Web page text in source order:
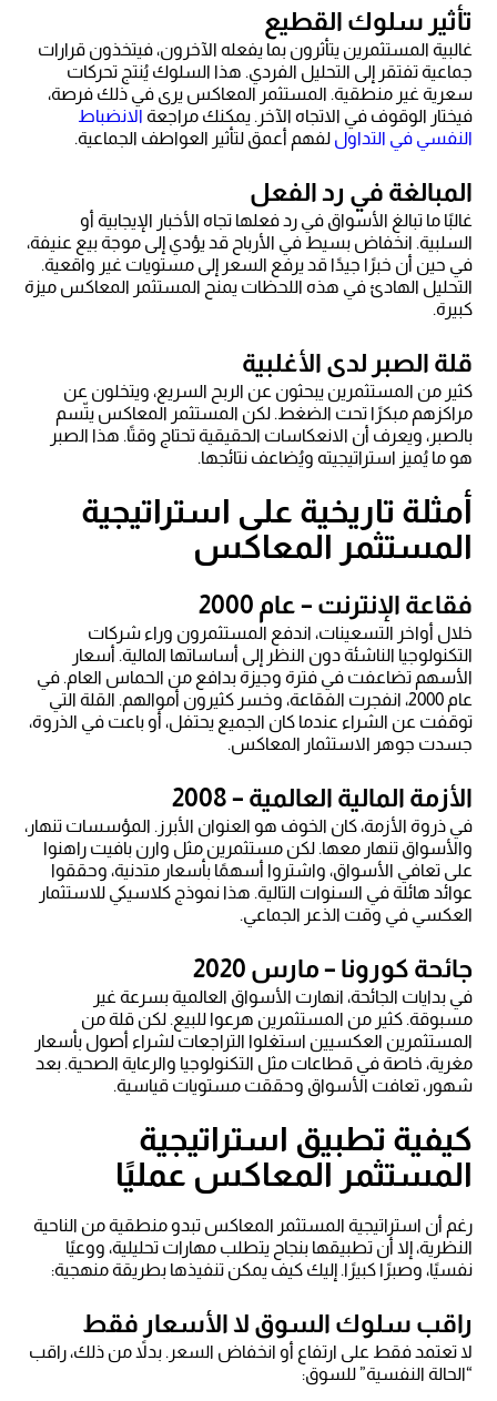
تأثير سلوك القطيع
غالبية المستثمرين يتأثرون بما يفعله الآخرون، فيتخذون قرارات
جماعية تفتقر إلى التحليل الفردي. هذا السلوك يُنتج تحركات
سعرية غير منطقية. المستثمر المعاكس يرى في ذلك فرصة،
فيختار الوقوف في الاتجاه الآخر. يمكنك مراجعة الانضباط
النفسي في التداول لفهم أعمق لتأثير العواطف الجماعية.
المبالغة في رد الفعل
غالبًا ما تبالغ الأسواق في رد فعلها تجاه الأخبار الإيجابية أو
السلبية. انخفاض بسيط في الأرباح قد يؤدي إلى موجة بيع عنيفة،
في حين أن خبرًا جيدًا قد يرفع السعر إلى مستويات غير واقعية.
التحليل الهادئ في هذه اللحظات يمنح المستثمر المعاكس ميزة
كبيرة.
قلة الصبر لدى الأغلبية
كثير من المستثمرين يبحثون عن الربح السريع، ويتخلون عن
مراكزهم مبكرًا تحت الضغط. لكن المستثمر المعاكس يتّسم
بالصبر، ويعرف أن الانعكاسات الحقيقية تحتاج وقتًا. هذا الصبر
هو ما يُميز استراتيجيته ويُضاعف نتائجها.
أمثلة تاريخية على استراتيجية
المستثمر المعاكس
فقاعة الإنترنت – عام 2000
خلال أواخر التسعينات، اندفع المستثمرون وراء شركات
التكنولوجيا الناشئة دون النظر إلى أساساتها المالية. أسعار
الأسهم تضاعفت في فترة وجيزة بدافع من الحماس العام. في
عام 2000، انفجرت الفقاعة، وخسر كثيرون أموالهم. القلة التي
توقفت عن الشراء عندما كان الجميع يحتفل، أو باعت في الذروة،
جسدت جوهر الاستثمار المعاكس.
الأزمة المالية العالمية – 2008
في ذروة الأزمة، كان الخوف هو العنوان الأبرز. المؤسسات تنهار،
والأسواق تنهار معها. لكن مستثمرين مثل وارن بافيت راهنوا
على تعافي الأسواق، واشتروا أسهمًا بأسعار متدنية، وحققوا
عوائد هائلة في السنوات التالية. هذا نموذج كلاسيكي للاستثمار
العكسي في وقت الذعر الجماعي.
جائحة كورونا – مارس 2020
في بدايات الجائحة، انهارت الأسواق العالمية بسرعة غير
مسبوقة. كثير من المستثمرين هرعوا للبيع. لكن قلة من
المستثمرين العكسيين استغلوا التراجعات لشراء أصول بأسعار
مغرية، خاصة في قطاعات مثل التكنولوجيا والرعاية الصحية. بعد
شهور، تعافت الأسواق وحققت مستويات قياسية.
كيفية تطبيق استراتيجية
المستثمر المعاكس عمليًا
رغم أن استراتيجية المستثمر المعاكس تبدو منطقية من الناحية
النظرية، إلا أن تطبيقها بنجاح يتطلب مهارات تحليلية، ووعيًا
نفسيًا، وصبرًا كبيرًا. إليك كيف يمكن تنفيذها بطريقة منهجية:
راقب سلوك السوق لا الأسعار فقط
لا تعتمد فقط على ارتفاع أو انخفاض السعر. بدلاً من ذلك، راقب
“الحالة النفسية” للسوق: